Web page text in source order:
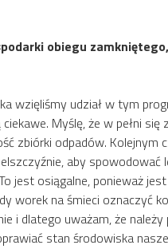
obiegu
wzięliśmy udział w tym
Myślę, że w pełni
zbiórki odpadów. Kolejnym
aby
jest osiągalne, ponieważ
worek na śmieci oznaczyć
i dlatego uważam, że
stan środowiska